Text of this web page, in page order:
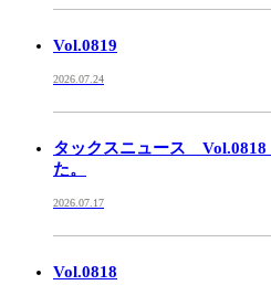
Vol.0819
2026.07.24
タックスニュース
た。
2026.07.17
Vol.0818